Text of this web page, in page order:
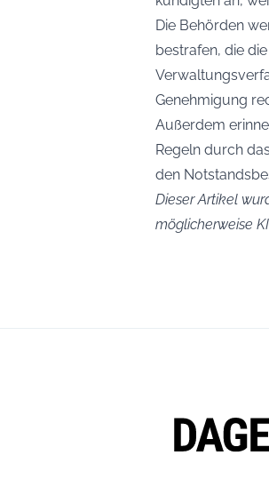
Die Behörden
bestrafen, die
Genehmigung
Außerdem
Regeln durch
den
Dieser Artikel
möglicherweise